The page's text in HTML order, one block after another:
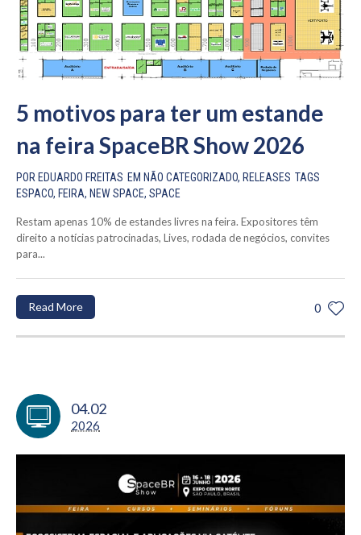
5 motivos para ter um estande
na feira SpaceBR Show 2026
POR EDUARDO FREITAS EM NÃO CATEGORIZADO, RELEASES TAGS
ESPACO, FEIRA, NEW SPACE, SPACE
Restam apenas 10% de estandes livres na feira. Expositores têm
direito a notícias patrocinadas, Lives, rodada de negócios, convites
para...
0
Read More
04.02
2026